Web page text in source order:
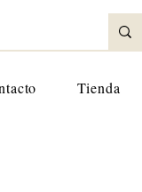
Tienda